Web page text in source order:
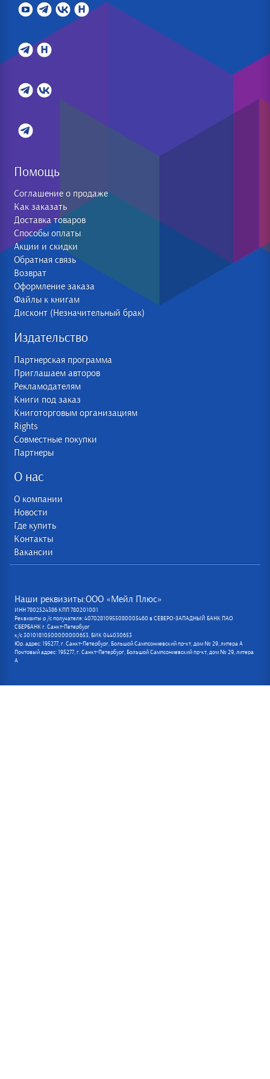
Помощь
Соглашение о продаже
Как заказать
Доставка товаров
Способы оплаты
Акции и скидки
Обратная связь
Возврат
Оформление заказа
Файлы к книгам
Дисконт (Незначительный брак)
Издательство
Партнерская программа
Приглашаем авторов
Рекламодателям
Книги под заказ
Книготорговым организациям
Rights
Совместные покупки
Партнеры
О нас
О компании
Новости
Где купить
Контакты
Вакансии
Наши реквизиты:ООО «Мейл Плюс»
ИНН 7802524386 КПП 780201001
Реквизиты р /с получателя: 40702810955080005460 в СЕВЕРО-ЗАПАДНЫЙ БАНК ПАО
СБЕРБАНК г. Санкт-Петербург
к/с 30101810500000000653, БИК 044030653
Юр. адрес: 195277, г. Санкт-Петербург, Большой Сампсониевский пр-кт, дом № 29, литера А
Почтовый адрес: 195277, г. Санкт-Петербург, Большой Сампсониевский пр-кт, дом № 29, литера
А